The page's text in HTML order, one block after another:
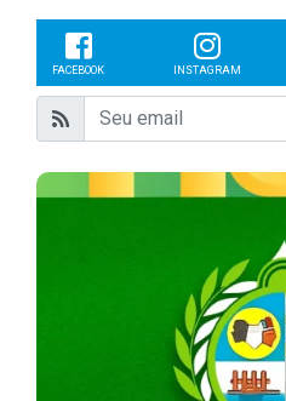
FACEBOOK INSTAGRAM